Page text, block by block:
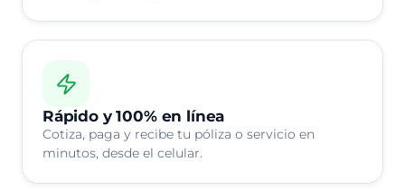
Rápido y 100% en línea
Cotiza, paga y recibe tu póliza o servicio en
minutos, desde el celular.